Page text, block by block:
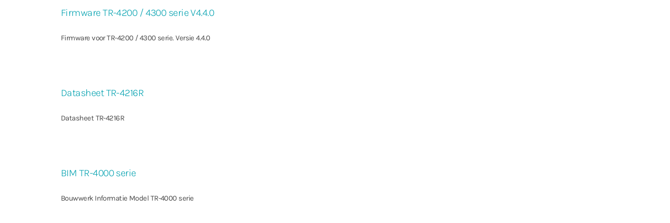
Firmware TR-4200 / 4300 serie V4.4.0
Firmware voor TR-4200 / 4300 serie. Versie 4.4.0
Datasheet TR-4216R
Datasheet TR-4216R
BIM TR-4000 serie
Bouwwerk Informatie Model TR-4000 serie